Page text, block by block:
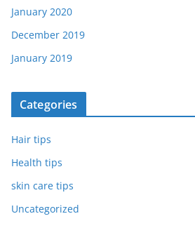
January 2020
December 2019
January 2019
Categories
Hair tips
Health tips
skin care tips
Uncategorized